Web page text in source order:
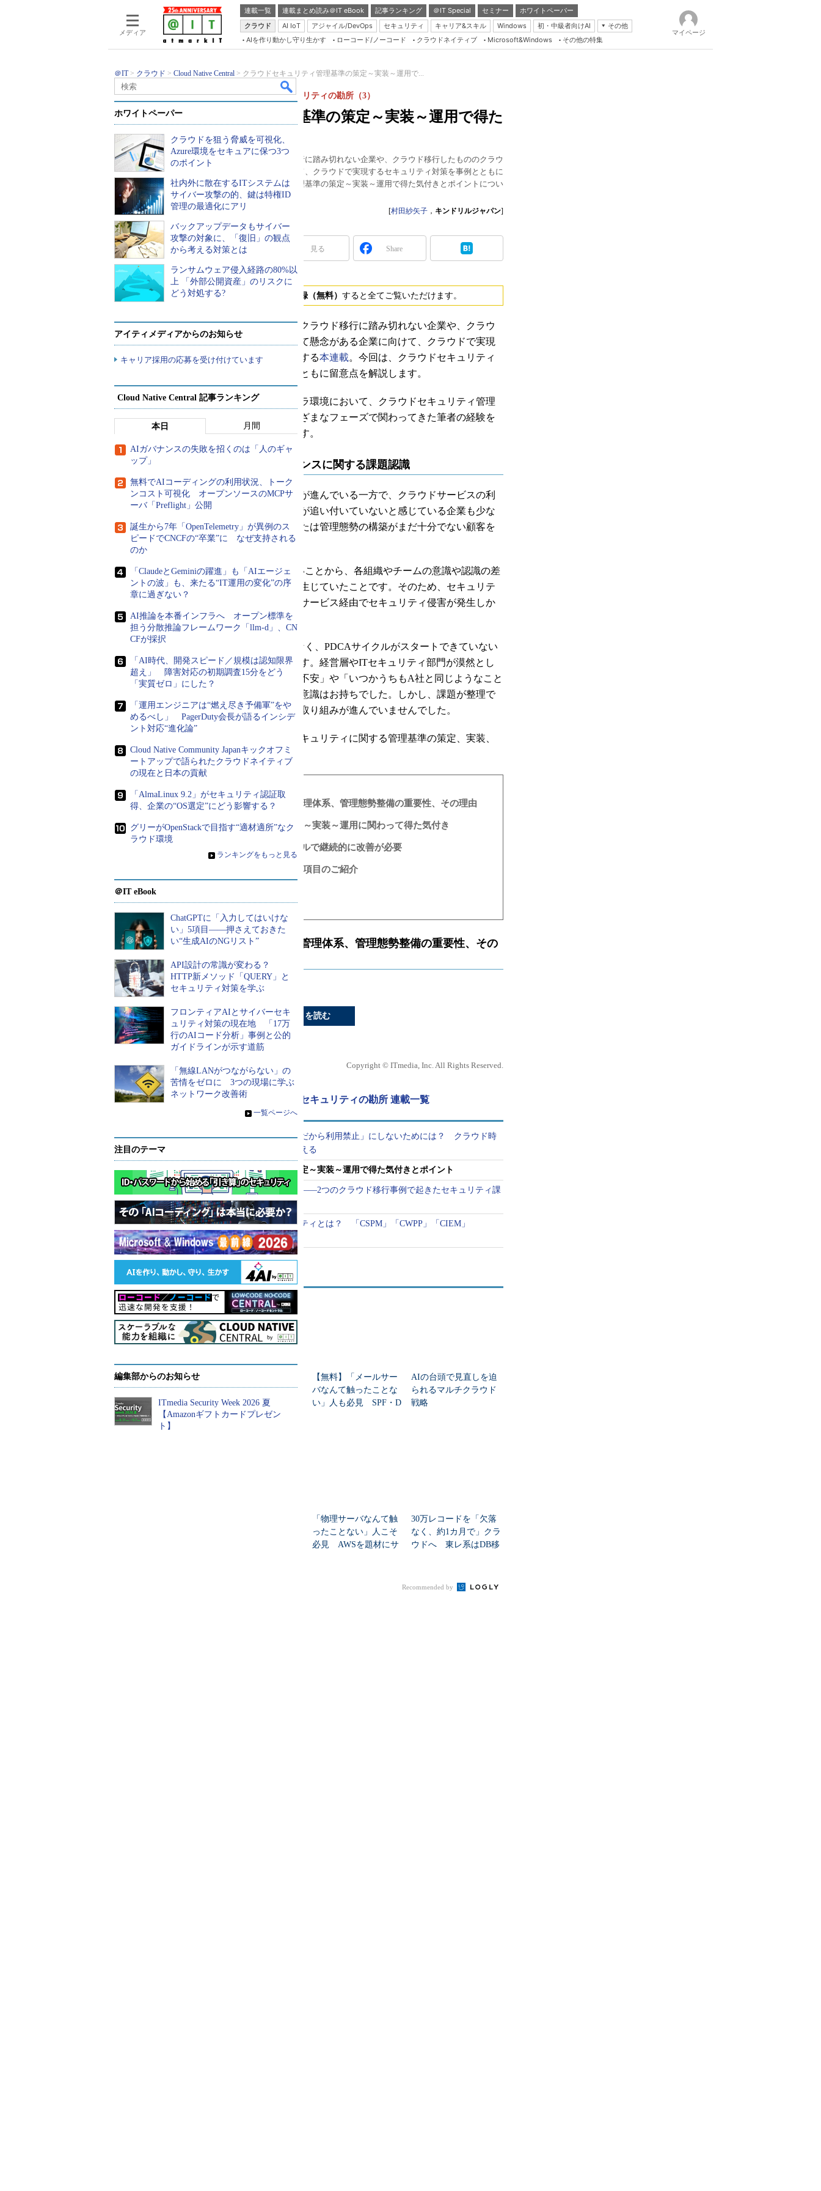
メディア
連載一覧 連載まとめ読み＠IT eBook 記事ランキング ＠IT Special セミナー
ホワイトペーパー
クラウド
AI IoT アジャイル/DevOps セキュリティ キャリア&スキル Windows 初・中級者向けAI
その他
Server & Storage
Java Agile
Linux ＆ OSS
Master of IP Network
AIを作り動かし守り生かす ローコード/ノーコード クラウドネイティブ Microsoft&Windows その他の特集
マイページ
＠IT クラウド Cloud Native Central クラウドセキュリティ管理基準の策定～実装～運用で...
クラウドセキュリティ管理基準の策定～実装～運用で得た
気付きとポイント
失敗、成功事例に学ぶクラウドネイティブセキュリティの勘所（3）
クラウドセキュリティに対する不安からクラウド移行に踏み切れない企業や、クラウド移行したもののクラウ
ドセキュリティに依然として懸念がある企業に向けて、クラウドで実現するセキュリティ対策を事例とともに
解説する本連載。今回は、クラウドセキュリティ管理基準の策定～実装～運用で得た気付きとポイントについ
て。
2024年03月14日 05時00分 公開 [村田紗矢子 ， キンドリルジャパン]
印刷 通知 見る Share
この記事は会員限定です。 会員登録（無料） すると全てご覧いただけます。
クラウドセキュリティに対する不安からクラウド移行に踏み切れない企業や、クラウ
ド移行したもののセキュリティに依然として懸念がある企業に向けて、クラウドで実現
するセキュリティ対策を事例とともに解説する本連載。今回は、クラウドセキュリティ
管理基準の実装から運用について、事例とともに留意点を解説します。
本稿では、顧客環境や自社の共用インフラ環境において、クラウドセキュリティ管理
基準の策定から実装、運用に至るまでさまざまなフェーズで関わってきた筆者の経験を
基に、その事例およびポイントを解説します。
クラウドセキュリティ管理やガバナンスに関する課題認識
既に各事業部や部門でクラウドの利活用が進んでいる一方で、クラウドサービスの利
用指針や管理基準の策定、管理態勢の整備が追い付いていないと感じている企業も少な
くないと推察します。管理基準がない、または管理態勢の構築がまだ十分でない顧客を
担当したときの気付きを2つご紹介します。
1つ目は、企業としての一定の基準がないことから、各組織やチームの意識や認識の差
で、セキュリティの取り組みレベルに差が生じていたことです。そのため、セキュリテ
ィに関する意識が低い部門が利用しているサービス経由でセキュリティ侵害が発生しか
ねない状態でした。
2つ目は、クラウドに関する管理基準がなく、PDCAサイクルがスタートできていない
ことから、課題を整理できていないことです。経営層やITセキュリティ部門が漠然とし
た不安や懸念を感じており、「なんとなく不安」や「いつかうちもA社と同じようなこと
が起きるのではないか……」といった課題意識はお持ちでした。しかし、課題が整理で
きていないため、クラウドセキュリティの取り組みが進んでいませんでした。
このような気付きを踏まえ、クラウドセキュリティに関する管理基準の策定、実装、
運用におけるポイントを紹介します。
目次
クラウドサービスの利活用における管理体系、管理態勢整備の重要性、その理由
クラウドセキュリティ管理基準の策定～実装～運用に関わって得た気付き
クラウドセキュリティもPDCAサイクルで継続的に改善が必要
クラウドならではのセキュリティ運用項目のご紹介
クラウドで特に強化が必要な項目
クラウドサービスの利活用における管理体系、管理態勢整備の重要性、その
理由
続きを読む
Copyright © ITmedia, Inc. All Rights Reserved.
失敗、成功事例に学ぶクラウドネイティブセキュリティの勘所 連載一覧
4
何でもかんでも「クラウドサービスだから利用禁止」にしないためには？ クラウド時
代のセキュリティ運用の在り方を考える
3 クラウドセキュリティ管理基準の策定～実装～運用で得た気付きとポイント
「クラウド活用は万能薬ではない」――2つのクラウド移行事例で起きたセキュリティ課
題とその原因
1
クラウド環境を守るためのセキュリティとは？ 「CSPM」「CWPP」「CIEM」
「CNAPP」は何がどう違う？
チェックしておきたい人気記事
現場の「生の声」に耳
を傾け、真の解決策を
生み出していく
PR(dentsu Japan)
クラウドからの回帰」
を加速させた、セキュ
リティだけでは語れな
【無料】「メールサー
バなんて触ったことな
い」人も必見 SPF・D
AIの台頭で見直しを迫
られるマルチクラウド
戦略
「物理サーバなんて触
ったことない」人こそ
必見 AWSを題材にサ
30万レコードを「欠落
なく、約1カ月で」クラ
ウドへ 東レ系はDB移
Recommended by
ホワイトペーパー
クラウドを狙う脅威を可視化、
Azure環境をセキュアに保つ3つ
のポイント
社内外に散在するITシステムは
サイバー攻撃の的、鍵は特権ID
管理の最適化にアリ
バックアップデータもサイバー
攻撃の対象に、「復旧」の観点
から考える対策とは
ランサムウェア侵入経路の80%以
上 「外部公開資産」のリスクに
どう対処する?
アイティメディアからのお知らせ
キャリア採用の応募を受け付けています
Cloud Native Central 記事ランキング
本日 月間
AIガバナンスの失敗を招くのは「人のギャ
ップ」
無料でAIコーディングの利用状況、トーク
ンコスト可視化 オープンソースのMCPサ
ーバ「Preflight」公開
誕生から7年「OpenTelemetry」が異例のス
ピードでCNCFの“卒業”に なぜ支持される
のか
「ClaudeとGeminiの躍進」も「AIエージェ
ントの波」も、来たる“IT運用の変化”の序
章に過ぎない？
AI推論を本番インフラへ オープン標準を
担う分散推論フレームワーク「llm-d」、CN
CFが採択
「AI時代、開発スピード／規模は認知限界
超え」 障害対応の初期調査15分をどう
「実質ゼロ」にした？
「運用エンジニアは“燃え尽き予備軍”をや
めるべし」 PagerDuty会長が語るインシデ
ント対応“進化論”
Cloud Native Community Japanキックオフミ
ートアップで語られたクラウドネイティブ
の現在と日本の貢献
「AlmaLinux 9.2」がセキュリティ認証取
得、企業の“OS選定”にどう影響する？
グリーがOpenStackで目指す“適材適所”なク
ラウド環境
» ランキングをもっと見る
＠IT eBook
ChatGPTに「入力してはいけな
い」5項目――押さえておきた
い“生成AIのNGリスト”
API設計の常識が変わる？
HTTP新メソッド「QUERY」と
セキュリティ対策を学ぶ
フロンティアAIとサイバーセキ
ュリティ対策の現在地 「17万
行のAIコード分析」事例と公的
ガイドラインが示す道筋
「無線LANがつながらない」の
苦情をゼロに 3つの現場に学ぶ
ネットワーク改善術
» 一覧ページへ
注目のテーマ
編集部からのお知らせ
ITmedia Security Week 2026 夏
【Amazonギフトカードプレゼン
ト】